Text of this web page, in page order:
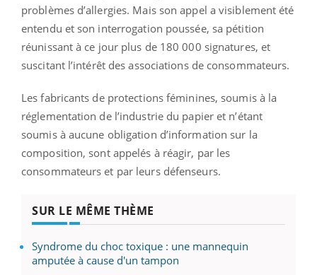
problèmes d’allergies. Mais son appel a visiblement été
entendu et son interrogation poussée, sa pétition
réunissant à ce jour plus de 180 000 signatures, et
suscitant l’intérêt des associations de consommateurs.
Les fabricants de protections féminines, soumis à la
réglementation de l’industrie du papier et n’étant
soumis à aucune obligation d’information sur la
composition, sont appelés à réagir, par les
consommateurs et par leurs défenseurs.
SUR LE MÊME THÈME
Syndrome du choc toxique : une mannequin
amputée à cause d'un tampon